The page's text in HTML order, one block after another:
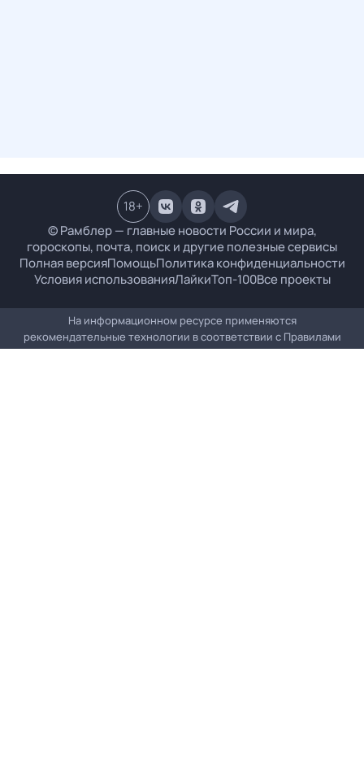
© Рамблер — главные новости России и мира,
гороскопы, почта, поиск и другие полезные сервисы
Полная версияПомощьПолитика конфиденциальности
Условия использованияЛайкиТоп-100Все проекты
18+
На информационном ресурсе применяются
рекомендательные технологии в соответствии с Правилами